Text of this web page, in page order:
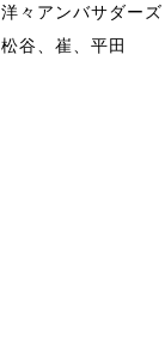
洋々アンバサダーズ
松谷、崔、平田